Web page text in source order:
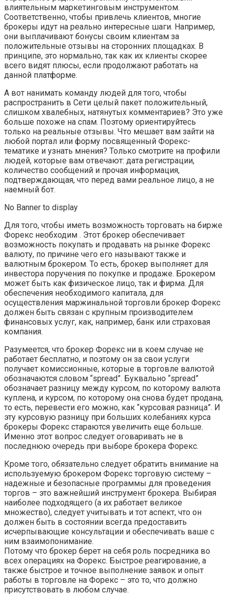
влиятельным маркетинговым инструментом.
Соответственно, чтобы привлечь клиентов, многие
брокеры идут на реально интересные шаги. Например,
они выплачивают бонусы своим клиентам за
положительные отзывы на сторонних площадках. В
принципе, это нормально, так как их клиенты скорее
всего видят плюсы, если продолжают работать на
данной платформе.
А вот нанимать команду людей для того, чтобы
распространить в Сети целый пакет положительный,
слишком хвалебных, натянутых комментариев? Это уже
больше похоже на спам. Поэтому ориентируйтесь
только на реальные отзывы. Что мешает вам зайти на
любой портал или форму посвященный Форекс-
тематике и узнать мнения? Только смотрите на профили
людей, которые вам отвечают: дата регистрации,
количество сообщений и прочая информация,
подтверждающая, что перед вами реальное лицо, а не
наемный бот.
No Banner to display
Для того, чтобы иметь возможность торговать на бирже
Форекс необходим . Этот брокер обеспечивает
возможность покупать и продавать на рынке Форекс
валюту, по причине чего его называют также и
валютным брокером. То есть, брокер выполняет для
инвестора поручения по покупке и продаже. Брокером
может быть как физическое лицо, так и фирма. Для
обеспечения необходимого капитала, для
осуществления маржинальной торговли брокер Форекс
должен быть связан с крупным производителем
финансовых услуг, как, например, банк или страховая
компания.
Разумеется, что брокер Форекс ни в коем случае не
работает бесплатно, и поэтому он за свои услуги
получает комиссионные, которые в торговле валютой
обозначаются словом “spread”. Буквально “spread”
обозначает разницу между курсом, по которому валюта
куплена, и курсом, по которому она снова будет продана,
то есть, перевести его можно, как “курсовая разница”. И
эту курсовую разницу при больших колебаниях курса
брокеры Форекс стараются увеличить еще больше.
Именно этот вопрос следует оговаривать не в
последнюю очередь при выборе брокера Форекс.
Кроме того, обязательно следует обратить внимание на
используемую брокером Форекс торговую систему –
надежные и безопасные программы для проведения
торгов – это важнейший инструмент брокера. Выбирая
наиболее подходящего (а их работает великое
множество), следует учитывать и тот аспект, что он
должен быть в состоянии всегда предоставить
исчерпывающие консультации и обеспечивать ваше с
ним взаимопонимание.
Потому что брокер берет на себя роль посредника во
всех операциях на Форекс. Быстрое реагирование, а
также быстрое и точное выполнение заявок и опыт
работы в торговле на Форекс – это то, что должно
присутствовать в любом случае.